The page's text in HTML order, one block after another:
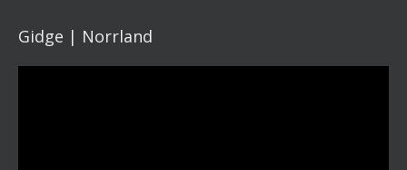
Gidge | Norrland